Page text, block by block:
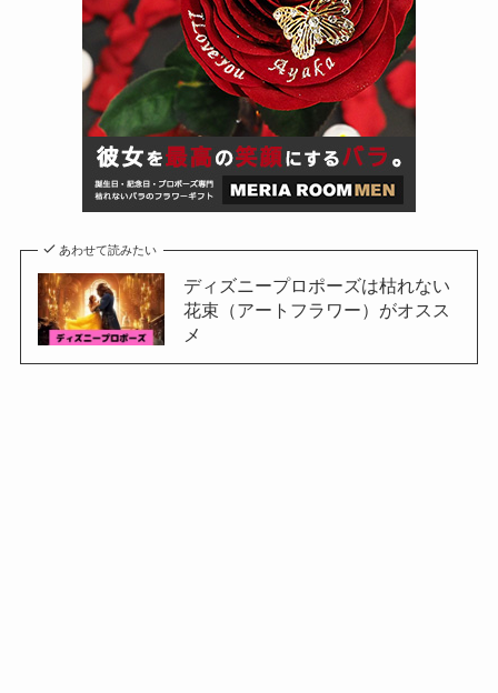
あわせて読みたい
ディズニープロポーズは枯れない
花束（アートフラワー）がオスス
メ